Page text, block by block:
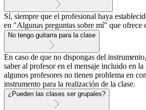
Sí, siempre que el profesional haya
en "Algunas preguntas sobre mí" que ofrece
No tengo guitarra para la clase
En caso de que no dispongas del
saber al profesor en el mensaje incluido en la
algunos profesores no tienen problema en
instrumento para la realización de la clase.
¿Pueden las clases ser grupales?